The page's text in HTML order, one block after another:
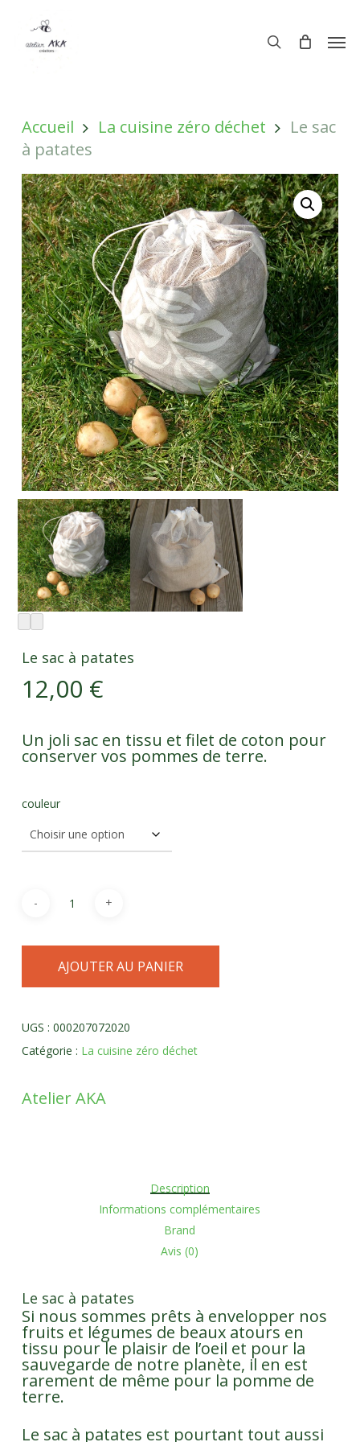
main
content
search
Accueil La cuisine zéro déchet
Le sac
à patates
Le sac à patates
12,00 €
Un joli sac en tissu et filet de coton pour
conserver vos pommes de terre.
couleur
AJOUTER AU PANIER
UGS : 000207072020
Catégorie : La cuisine zéro déchet
Atelier AKA
Description
Informations complémentaires
Brand
Avis (0)
Le sac à patates
Si nous sommes prêts à envelopper nos
fruits et légumes de beaux atours en
tissu pour le plaisir de l’oeil et pour la
sauvegarde de notre planète, il en est
rarement de même pour la pomme de
terre.
Le sac à patates est pourtant tout aussi